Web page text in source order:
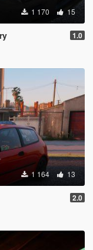
1 170 15
1.0
1 164 13
2.0